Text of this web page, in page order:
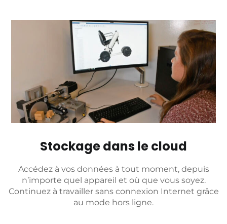
Stockage dans le cloud
Accédez à vos données à tout moment, depuis
n’importe quel appareil et où que vous soyez.
Continuez à travailler sans connexion Internet grâce
au mode hors ligne.